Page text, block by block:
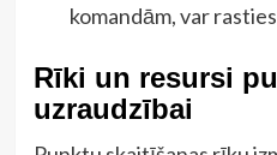
komandām, var
Rīki un resursi
uzraudzībai